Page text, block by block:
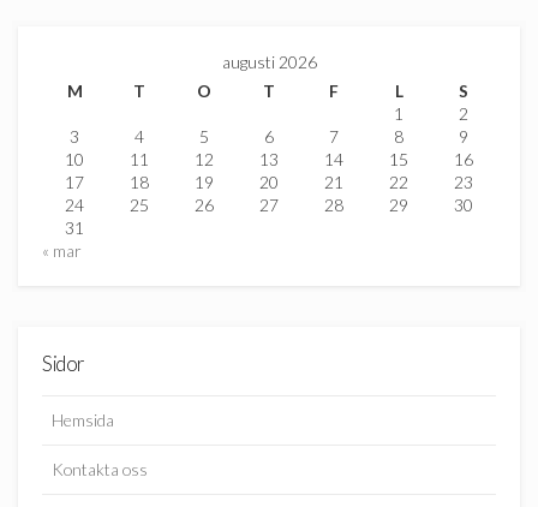
augusti 2026
M
T O T F L
S
1
2
3
4 5 6 7 8
9
10
11 12 13 14 15
16
17
18 19 20 21 22
23
24
25 26 27 28 29
30
31
« mar
Sidor
Hemsida
Kontakta oss